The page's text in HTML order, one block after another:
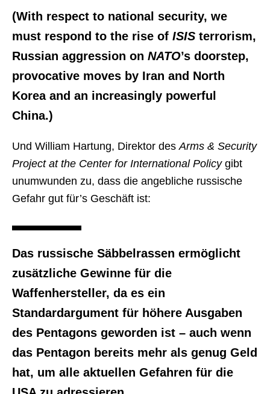
(With respect to national security, we
must respond to the rise of ISIS terrorism,
Russian aggression on NATO’s doorstep,
provocative moves by Iran and North
Korea and an increasingly powerful
China.)
Und William Hartung, Direktor desArms & Security
Project at the Center for International Policygibt
unumwunden zu, dass die angebliche russische
Gefahr gut für’s Geschäft ist:
Das russische Säbbelrassen ermöglicht
zusätzliche Gewinne für die
Waffenhersteller, da es ein
Standardargument für höhere Ausgaben
des Pentagons geworden ist – auch wenn
das Pentagon bereits mehr als genug Geld
hat, um alle aktuellen Gefahren für die